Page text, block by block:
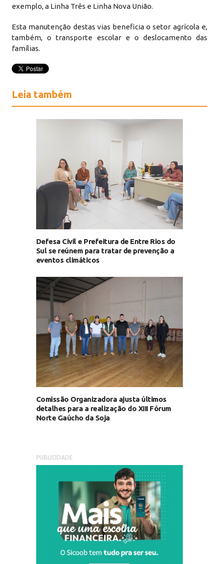
exemplo, a Linha Três e Linha Nova União.
Esta manutenção destas vias beneficia o setor agrícola e,
também, o transporte escolar e o deslocamento das
famílias.
Leia também
Defesa Civil e Prefeitura de Entre Rios do
Sul se reúnem para tratar de prevenção a
eventos climáticos
Comissão Organizadora ajusta últimos
detalhes para a realização do XIII Fórum
Norte Gaúcho da Soja
PUBLICIDADE